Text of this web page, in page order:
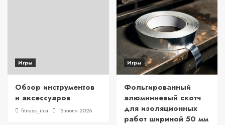
Игры
Обзор инструментов
и аксессуаров
fitness_insi 13 июля 2026
Игры
Фольгированный
алюминиевый скотч
для изоляционных
работ шириной 50 мм